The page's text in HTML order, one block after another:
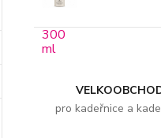
pro kadeřnice a